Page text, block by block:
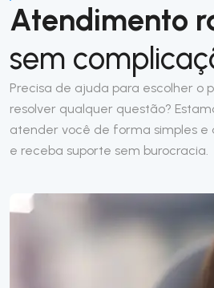
Atendimento
sem
Precisa de ajuda para escolher o
resolver qualquer questão?
atender você de forma simples e
e receba suporte sem burocracia.